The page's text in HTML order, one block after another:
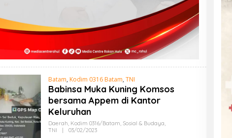
Batam, Kodim 0316 Batam, TNI
Babinsa Muka Kuning Komsos
bersama Appem di Kantor
Keluruhan
Daerah, Kodim 0316/Batam, Sosial & Budaya,
TNI
03/02/2023O